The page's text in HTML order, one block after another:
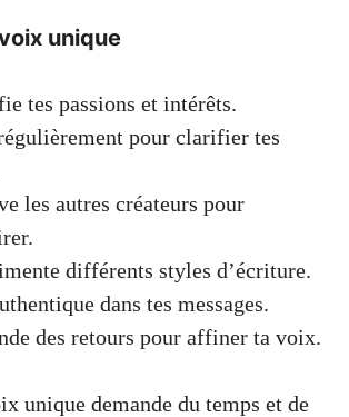
unique
tes passions et intérêts.
pour clarifier tes
les autres créateurs pour
différents styles d’écriture.
dans tes messages.
des retours pour affiner ta voix.
unique demande du temps et de